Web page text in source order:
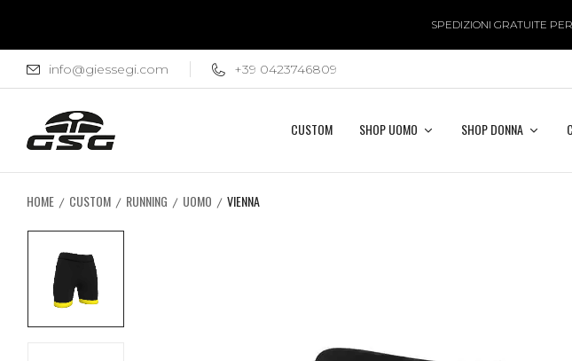
SPEDIZIONI GRATUITE
info@giessegi.com +39 0423746809
CUSTOM SHOP UOMO SHOP DONNA
HOME CUSTOM RUNNING UOMO VIENNA